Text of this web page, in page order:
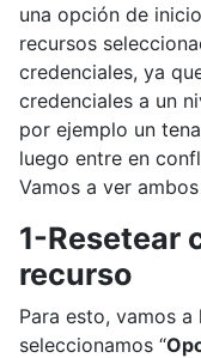
una opción de
recursos
credenciales, ya
credenciales a un
por ejemplo un
luego entre en
Vamos a ver
1-Resetear
recurso
Para esto, vamos a
seleccionamos “